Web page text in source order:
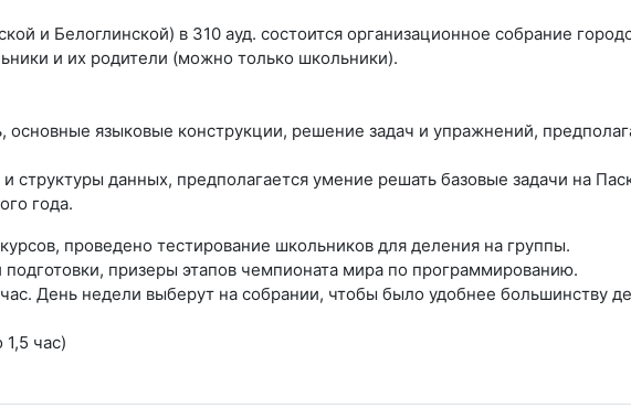
и Белоглинской) в 310 ауд. состоится организационное собрание
и их родители (можно только школьники).
основные языковые конструкции, решение задач и упражнений,
структуры данных, предполагается умение решать базовые задачи на
года.
проведено тестирование школьников для деления на группы.
призеры этапов чемпионата мира по программированию.
День недели выберут на собрании, чтобы было удобнее большинству
час)